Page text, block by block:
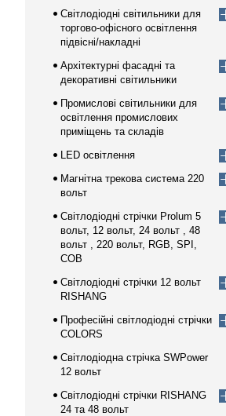
Світлодіодні світильники для
торгово-офісного освітлення
підвісні/накладні
Архітектурні фасадні та
декоративні світильники
Промислові світильники для
освітлення промислових
приміщень та складів
LED освітлення
Магнітна трекова система 220
вольт
Світлодіодні стрічки Prolum 5
вольт, 12 вольт, 24 вольт , 48
вольт , 220 вольт, RGB, SPI,
COB
Світлодіодні стрічки 12 вольт
RISHANG
Професійні світлодіодні стрічки
COLORS
Світлодіодна стрічка SWPower
12 вольт
Світлодіодні стрічки RISHANG
24 та 48 вольт